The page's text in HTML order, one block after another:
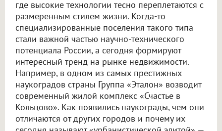
где высокие технологии тесно переплетаются с
размеренным стилем жизни. Когда-то
специализированные поселения такого типа
стали важной частью научно-технического
потенциала России, а сегодня формируют
интересный тренд на рынке недвижимости.
Например, в одном из самых престижных
наукоградов страны Группа «Эталон» возводит
современный жилой комплекс «Счастье в
Кольцово». Как появились наукограды, чем они
отличаются от других городов и почему их